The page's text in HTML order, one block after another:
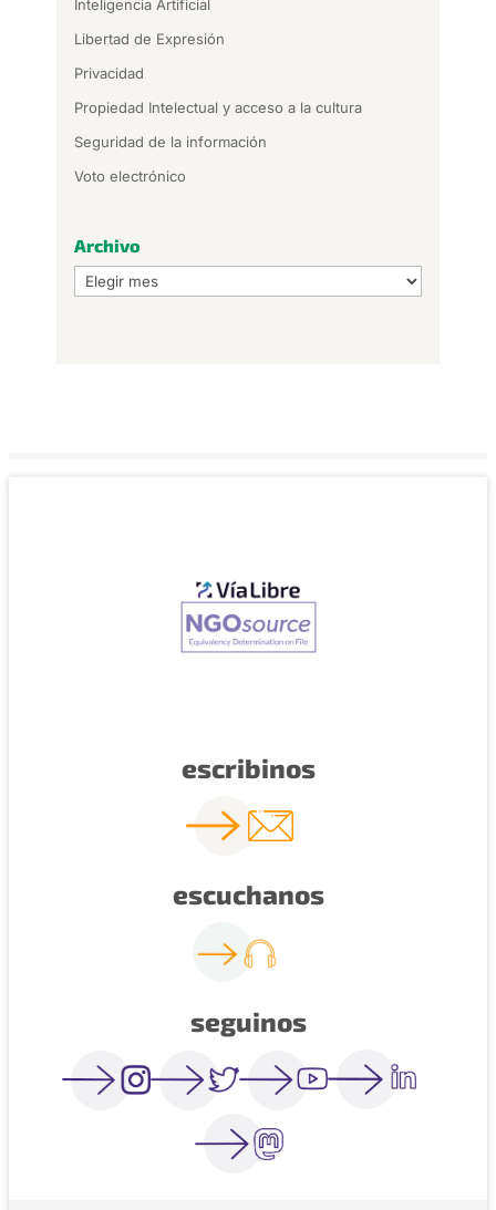
Inteligencia Artificial
Libertad de Expresión
Privacidad
Propiedad Intelectual y acceso a la cultura
Seguridad de la información
Voto electrónico
Archivo
Archivo
escribinos
escuchanos
seguinos